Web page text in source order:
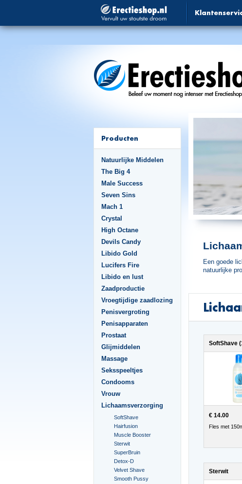
Producten
Natuurlijke Middelen
The Big 4
Male Success
Seven Sins
Mach 1
Crystal
High Octane
Devils Candy
Libido Gold
Lucifers Fire
Libido en lust
Zaadproductie
Vroegtijdige zaadlozing
Penisvergroting
Penisapparaten
Prostaat
Glijmiddelen
Massage
Seksspeeltjes
Condooms
Vrouw
Lichaamsverzorging
SoftShave
Hairfusion
Muscle Booster
Sterwit
SuperBruin
Detox-D
Velvet Shave
Smooth Pussy
Een goede
natuurlijke
SoftShave
€ 14.00
Fles met
Sterwit